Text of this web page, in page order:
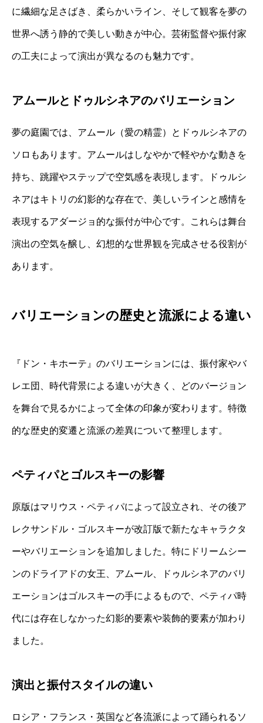
に繊細な足さばき、柔らかいライン、そして観客を夢の
世界へ誘う静的で美しい動きが中心。芸術監督や振付家
の工夫によって演出が異なるのも魅力です。
アムールとドゥルシネアのバリエーション
夢の庭園では、アムール（愛の精霊）とドゥルシネアの
ソロもあります。アムールはしなやかで軽やかな動きを
持ち、跳躍やステップで空気感を表現します。ドゥルシ
ネアはキトリの幻影的な存在で、美しいラインと感情を
表現するアダージョ的な振付が中心です。これらは舞台
演出の空気を醸し、幻想的な世界観を完成させる役割が
あります。
バリエーションの歴史と流派による違い
『ドン・キホーテ』のバリエーションには、振付家やバ
レエ団、時代背景による違いが大きく、どのバージョン
を舞台で見るかによって全体の印象が変わります。特徴
的な歴史的変遷と流派の差異について整理します。
ペティパとゴルスキーの影響
原版はマリウス・ペティパによって設立され、その後ア
レクサンドル・ゴルスキーが改訂版で新たなキャラクタ
ーやバリエーションを追加しました。特にドリームシー
ンのドライアドの女王、アムール、ドゥルシネアのバリ
エーションはゴルスキーの手によるもので、ペティパ時
代には存在しなかった幻影的要素や装飾的要素が加わり
ました。
演出と振付スタイルの違い
ロシア・フランス・英国など各流派によって踊られるソ